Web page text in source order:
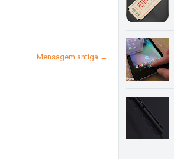
Mensagem antiga →